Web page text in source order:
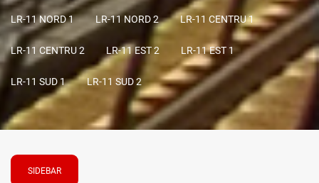
LR-11 NORD 1 LR-11 NORD 2 LR-11 CENTRU 1
LR-11 CENTRU 2 LR-11 EST 2 LR-11 EST 1
LR-11 SUD 1 LR-11 SUD 2
SIDEBAR